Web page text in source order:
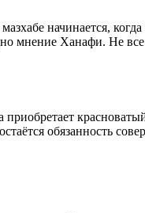
начинается,
мнение Ханафи. Не
обязанность